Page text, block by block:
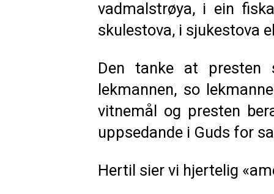
vadmalstrøya, i ein
skulestova, i sjukestova
Den tanke at presten
lekmannen, so
vitnemål og presten
uppsedande i Guds for
Hertil sier vi hjertelig